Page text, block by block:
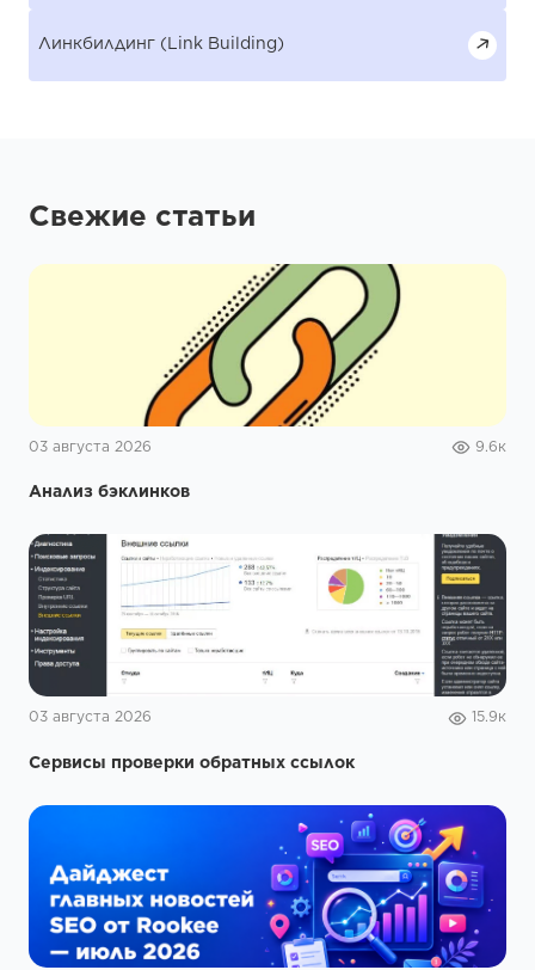
Линкбилдинг (Link Building)
Свежие статьи
03 августа 2026 9.6к
Анализ бэклинков
03 августа 2026 15.9к
Сервисы проверки обратных ссылок